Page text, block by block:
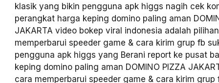
klasik yang bikin pengguna apk higgs nagih cek
perangkat harga keping domino paling aman
JAKARTA video bokep viral indonesia adalah
memperbarui speeder game & cara kirim grup fb
pengguna apk higgs yang Berani report ke pusat
keping domino paling aman DOMINO PIZZA
cara memperbarui speeder game & cara kirim grup